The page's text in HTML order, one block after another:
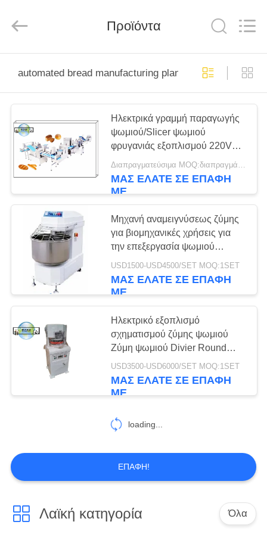
ΠΡΟΪΌΝΤΑ
ΠΕΡΊΠΟΥ
ΕΜΕΊΣ
ΓΎΡΟΣ
ΕΡΓΟΣΤΑΣΊΩΝ
ΠΟΙΟΤΙΚΌΣ
ΈΛΕΓΧΟΣ
ΜΑΣ
ΕΛΆΤΕ
ΕΠΑΦΉ
ΖΗΤΉΣΤΕ
ΈΝΑ
ΑΠΌΣΠΑΣΜΑ
Rights
Reserved.
Προϊόντα
automated bread manufacturing plant
Ηλεκτρικά γραμμή παραγωγής
ψωμιού/Slicer ψωμιού
φρυγανιάς εξοπλισμού 220V
συμπεριλαμβανόμενο
ΜΑΣ ΕΛΆΤΕ ΣΕ ΕΠΑΦΉ
ΜΕ
Μηχανή αναμειγνύσεως ζύμης
για βιομηχανικές χρήσεις για
την επεξεργασία ψωμιού
Μηχανή αναμειγνύσεως ζύμης
ψωμιού από ανοξείδωτο
χάλυβα Μηχανή αναμειγνύσεως
USD1500-USD4500/SET MOQ:1SET
ΜΑΣ ΕΛΆΤΕ ΣΕ ΕΠΑΦΉ
ΜΕ
Ηλεκτρικό εξοπλισμό
σχηματισμού ζύμης ψωμιού
Ζύμη ψωμιού Divier Round
Machine, πλήρης μηχανή
σχηματισμού ψωμιού Μεγάλη
χωρητικότητα
USD3500-USD6000/SET MOQ:1SET
ΜΑΣ ΕΛΆΤΕ ΣΕ ΕΠΑΦΉ
ΜΕ
loading...
ΕΠΑΦΉ!
Λαϊκή κατηγορία Όλα